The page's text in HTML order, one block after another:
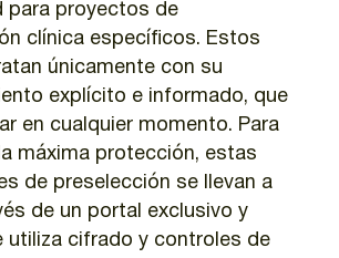
para proyectos de
clínica específicos. Estos
únicamente con su
explícito e informado, que
en cualquier momento. Para
máxima protección, estas
de preselección se llevan a
de un portal exclusivo y
utiliza cifrado y controles de